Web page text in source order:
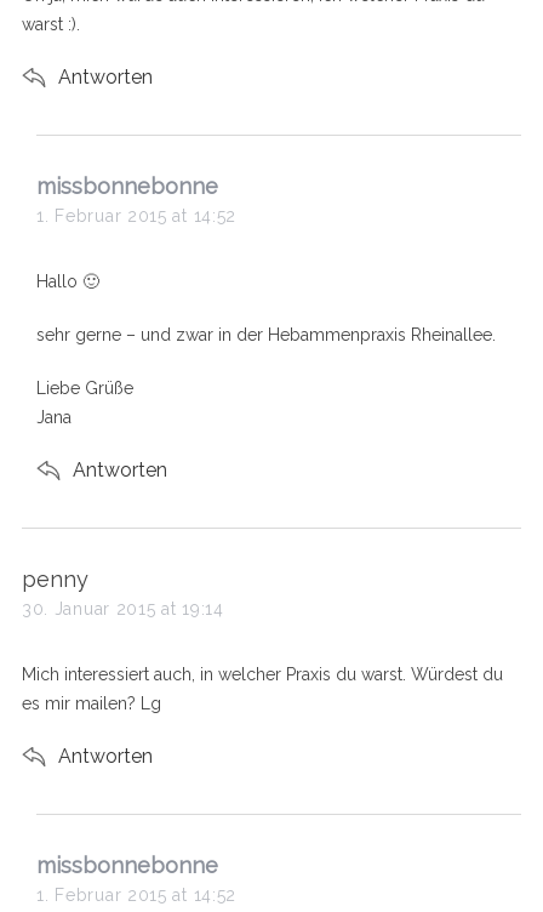
:warst :).
Antworten
s
a
s
missbonnebonne
1. Februar 2015 at 14:52
Hallo 🙂
sehr gerne – und zwar in der Hebammenpraxis Rheinallee.
Liebe Grüße
Jana
Antworten
s
a
s
:
penny
30. Januar 2015 at 19:14
Mich interessiert auch, in welcher Praxis du warst. Würdest du
es mir mailen? Lg
Antworten
s
a
missbonnebonne
1. Februar 2015 at 14:52